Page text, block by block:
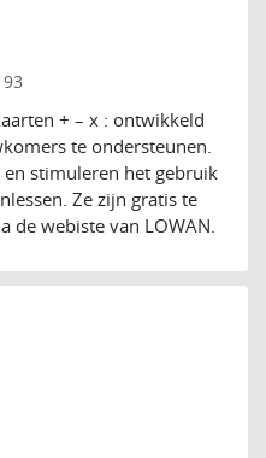
+ – x : ontwikkeld
te ondersteunen.
stimuleren het gebruik
Ze zijn gratis te
de webiste van LOWAN.